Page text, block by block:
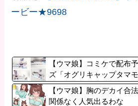
ービー★9698
【ウマ娘】コミケで配布
ズ「オグリキャップタマ
規」意外(?)な落とし穴に
とに…
【ウマ娘】胸のデカイ合
関係なく人気出るわな